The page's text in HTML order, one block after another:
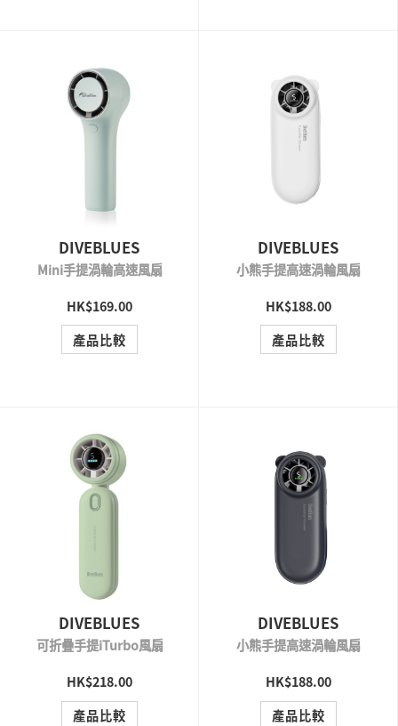
QUICK VIEW
DIVEBLUES
Mini手提渦輪高速風扇
HK$169.00
產品比較
QUICK VIEW
DIVEBLUES
小熊手提高速渦輪風扇
HK$188.00
產品比較
QUICK VIEW
DIVEBLUES
可折疊手提iTurbo風扇
HK$218.00
產品比較
QUICK VIEW
DIVEBLUES
小熊手提高速渦輪風扇
HK$188.00
產品比較